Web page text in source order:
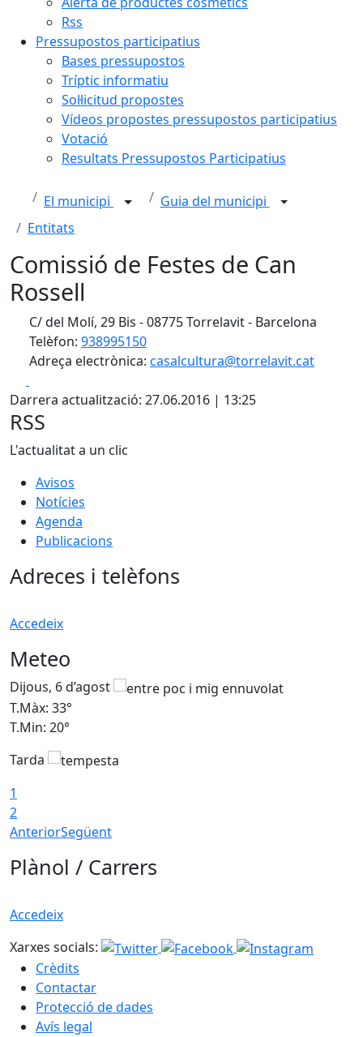
Rss
Pressupostos participatius
Bases pressupostos
Tríptic informatiu
Sol·licitud propostes
Vídeos propostes pressupostos participatius
Votació
Resultats Pressupostos Participatius
El municipi
Guia del municipi
Entitats
Comissió de Festes de Can
Rossell
C/ del Molí, 29 Bis - 08775 Torrelavit - Barcelona
Telèfon: 938995150
Adreça electrònica: casalcultura@torrelavit.cat
Darrera actualització: 27.06.2016 | 13:25
RSS
L'actualitat a un clic
Avisos
Notícies
Agenda
Publicacions
Adreces i telèfons
Accedeix
Meteo
Dijous, 6 d’agost
T.Màx: 33°
T.Min: 20°
Tarda
1
2
AnteriorSegüent
Plànol / Carrers
Accedeix
Xarxes socials:
Crèdits
Contactar
Protecció de dades
Avís legal